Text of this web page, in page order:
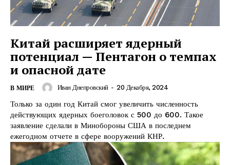
Китай расширяет ядерный
потенциал — Пентагон о темпах
и опасной дате
В МИРЕ Иван Днепровский - 20 Декабря, 2024
Только за один год Китай смог увеличить численность
действующих ядерных боеголовок с 500 до 600. Такое
заявление сделали в Минобороны США в последнем
ежегодном отчете в сфере вооружений КНР.